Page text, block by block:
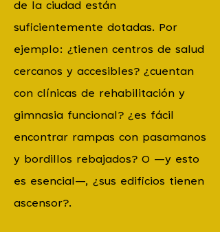
de la ciudad están
suficientemente dotadas. Por
ejemplo: ¿tienen centros de salud
cercanos y accesibles? ¿cuentan
con clínicas de rehabilitación y
gimnasia funcional? ¿es fácil
encontrar rampas con pasamanos
y bordillos rebajados? O —y esto
es esencial—, ¿sus edificios tienen
ascensor?.